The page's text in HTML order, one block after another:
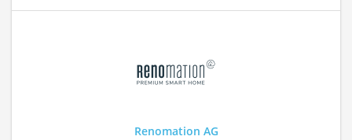
Renomation AG